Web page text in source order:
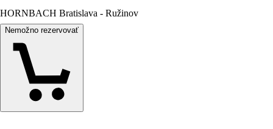
HORNBACH Bratislava - Ružinov
Nemožno rezervovať